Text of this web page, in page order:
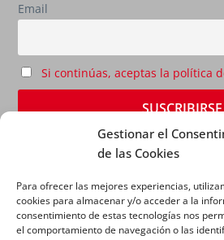
Gestionar el
de las Cookies
Para ofrecer las mejores experiencias,
cookies para almacenar y/o acceder a la
consentimiento de estas tecnologías nos
el comportamiento de navegación o las
Email
Si continúas, aceptas la política